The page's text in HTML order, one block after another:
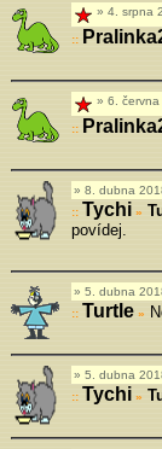
4. srpna
6.
8. dubna
Tychi »
povídej.
5. dubna
Turtle»
5. dubna
Tychi »